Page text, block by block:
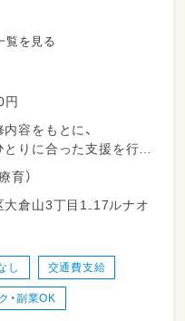
覧を見る
円
容をもとに、
りに合った支援を行い
タッフ間で共有しなが
のやり取りは、
フォローしますのでご
育）
倉山3丁目1₋17ルナオ
し 交通費支給
・副業OK